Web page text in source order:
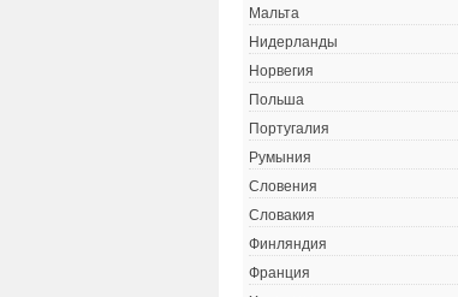
Мальта
Нидерланды
Норвегия
Польша
Португалия
Румыния
Словения
Словакия
Финляндия
Франция